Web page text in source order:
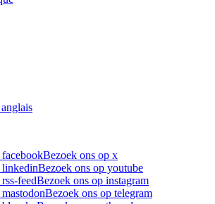
Bezoek ons op x
linkedinBezoek ons op youtube
feedBezoek ons op instagram
Bezoek ons op telegram